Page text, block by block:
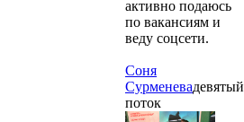
активно подаюсь
по вакансиям и
веду соцсети.
Соня
Сурменевадевятый
поток